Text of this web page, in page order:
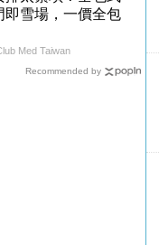
即雪場，一價全包
Med Taiwan
Recommended by